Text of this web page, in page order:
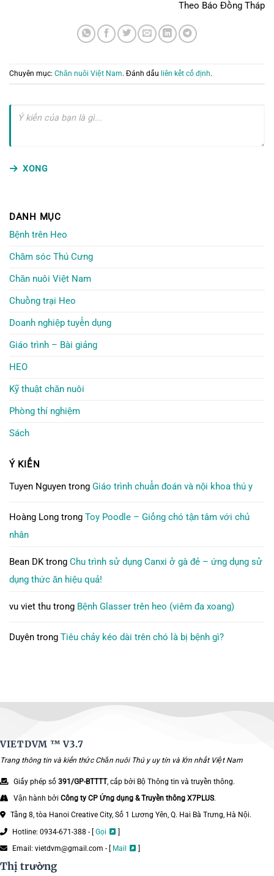
Theo Báo Đồng Tháp
Chuyên mục: Chăn nuôi Việt Nam. Đánh dấu liên kết cố định.
XONG
DANH MỤC
Bệnh trên Heo
Chăm sóc Thú Cưng
Chăn nuôi Việt Nam
Chuồng trại Heo
Doanh nghiệp tuyển dụng
Giáo trình – Bài giảng
HEO
Kỹ thuật chăn nuôi
Phòng thí nghiệm
Sách
Ý KIẾN
Tuyen Nguyen trong Giáo trình chuẩn đoán và nội khoa thú y
Hoàng Long trong Toy Poodle – Giống chó tận tâm với chủ
nhân
Bean DKtrong Chu trình sử dụng Canxi ở gà đẻ – ứng dụng sử
dụng thức ăn hiệu quả!
vu viet thu trong Bệnh Glasser trên heo (viêm đa xoang)
Duyên trong Tiêu chảy kéo dài trên chó là bị bệnh gì?
VIETDVM ™V3.7
Trang thông tin và kiến thức Chăn nuôi Thú y uy tín và lớn nhất Việt Nam
Giấy phép số 391/GP-BTTTT, cấp bởi Bộ Thông tin và truyền thông.
Vận hành bởi Công ty CP Ứng dụng & Truyền thông X7PLUS.
Tầng 8, tòa Hanoi Creative City, Số 1 Lương Yên, Q. Hai Bà Trưng, Hà Nội.
Hotline: 0934-671-388 - [ Gọi
]
Email: vietdvm@gmail.com - [ Mail ]
Thị trường